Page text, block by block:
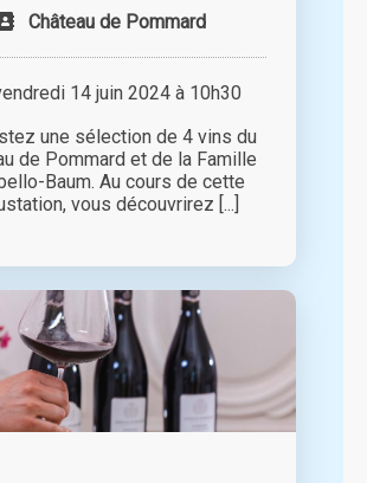
Château de Pommard
14 juin 2024 à 10h30
une sélection de 4 vins du
de Pommard et de la Famille
Baum. Au cours de cette
vous découvrirez [...]